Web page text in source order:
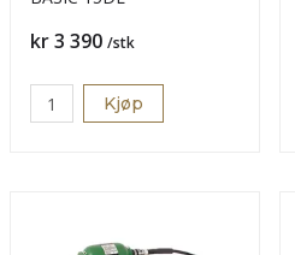
Pris
kr 3 390 /stk
Kjøp